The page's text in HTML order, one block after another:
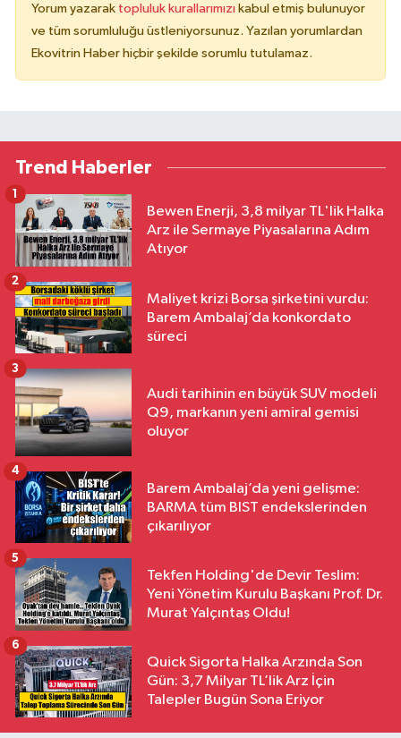
Yorum yazarak topluluk kurallarımızı kabul etmiş bulunuyor
ve tüm sorumluluğu üstleniyorsunuz. Yazılan yorumlardan
Ekovitrin Haber hiçbir şekilde sorumlu tutulamaz.
Trend Haberler
Bewen Enerji, 3,8 milyar TL'lik Halka
Arz ile Sermaye Piyasalarına Adım
Atıyor
1
Maliyet krizi Borsa şirketini vurdu:
Barem Ambalaj’da konkordato
süreci
2
Audi tarihinin en büyük SUV modeli
Q9, markanın yeni amiral gemisi
oluyor
3
Barem Ambalaj’da yeni gelişme:
BARMA tüm BIST endekslerinden
çıkarılıyor
4
Tekfen Holding'de Devir Teslim:
Yeni Yönetim Kurulu Başkanı Prof. Dr.
Murat Yalçıntaş Oldu!
5
Quick Sigorta Halka Arzında Son
Gün: 3,7 Milyar TL’lik Arz İçin
Talepler Bugün Sona Eriyor
6